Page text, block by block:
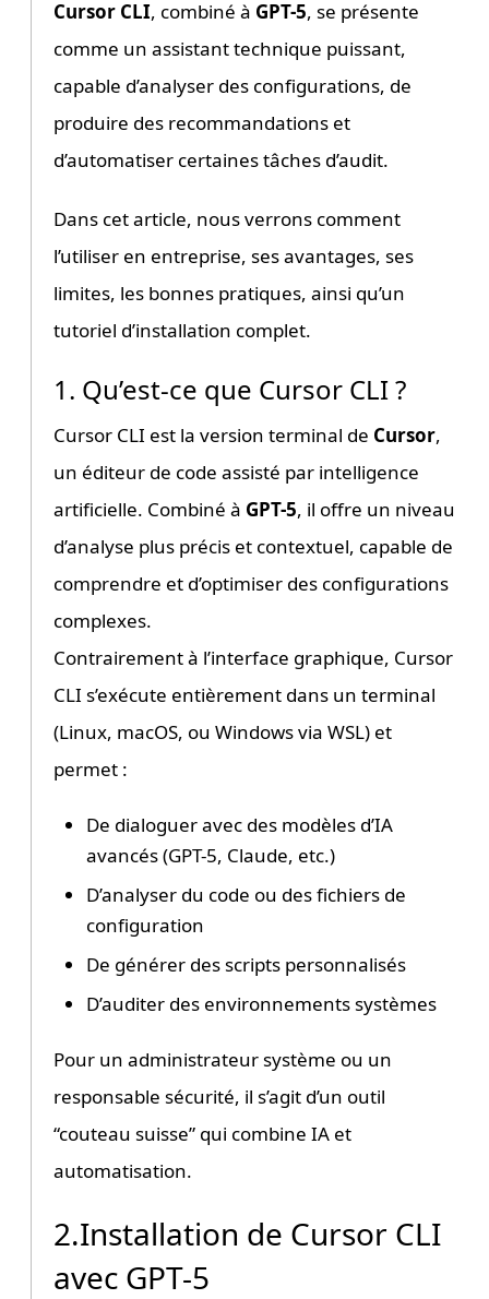
Cursor CLI, combiné à GPT-5, se présente
comme un assistant technique puissant,
capable d’analyser des configurations, de
produire des recommandations et
d’automatiser certaines tâches d’audit.
Dans cet article, nous verrons comment
l’utiliser en entreprise, ses avantages, ses
limites, les bonnes pratiques, ainsi qu’un
tutoriel d’installation complet.
1. Qu’est-ce que Cursor CLI ?
Cursor CLI est la version terminal de Cursor,
un éditeur de code assisté par intelligence
artificielle. Combiné à GPT-5, il offre un niveau
d’analyse plus précis et contextuel, capable de
comprendre et d’optimiser des configurations
complexes.
Contrairement à l’interface graphique, Cursor
CLI s’exécute entièrement dans un terminal
(Linux, macOS, ou Windows via WSL) et
permet :
De dialoguer avec des modèles d’IA
avancés (GPT-5, Claude, etc.)
D’analyser du code ou des fichiers de
configuration
De générer des scripts personnalisés
D’auditer des environnements systèmes
Pour un administrateur système ou un
responsable sécurité, il s’agit d’un outil
“couteau suisse” qui combine IA et
automatisation.
2.Installation de Cursor CLI
avec GPT-5